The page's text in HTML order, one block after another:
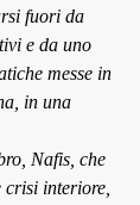
fuori da
e da uno
messe in
in una
Nafis, che
crisi interiore,